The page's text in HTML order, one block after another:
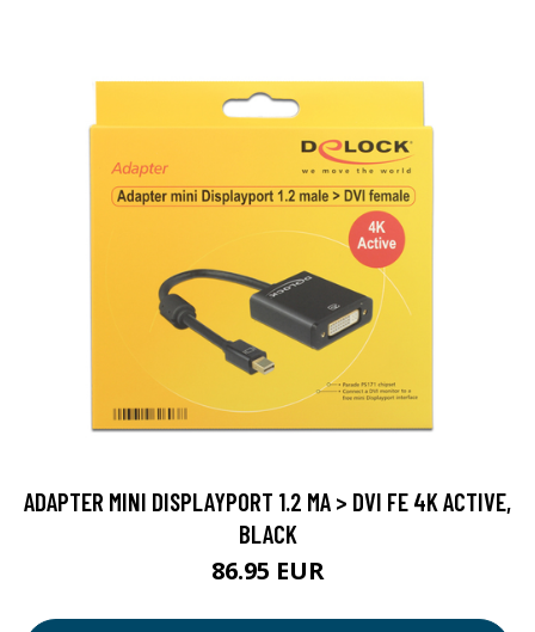
ADAPTER MINI DISPLAYPORT 1.2 MA > DVI FE 4K ACTIVE,
BLACK
86.95 EUR